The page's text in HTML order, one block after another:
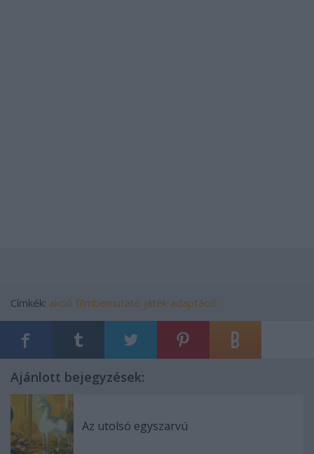
Címkék: akció filmbemutató játék adaptáció
Ajánlott bejegyzések:
Az utolsó egyszarvú